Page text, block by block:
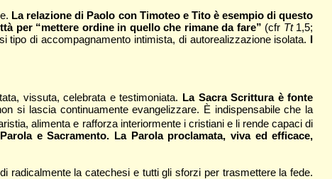
La relazione di Paolo con Timoteo e Tito è esempio di questo
per “mettere ordine in quello che rimane da fare” (cfr Tt 1,5;
tipo di accompagnamento intimista, di autorealizzazione isolata. I
vissuta, celebrata e testimoniata. La Sacra Scritturaè fonte
si lascia continuamente evangelizzare. È indispensabile che la
alimenta e rafforza interiormente i cristiani e li rende capaci di
e Sacramento. La Parola proclamata, viva ed efficace,
radicalmente la catechesi e tutti gli sforzi per trasmettere la fede.